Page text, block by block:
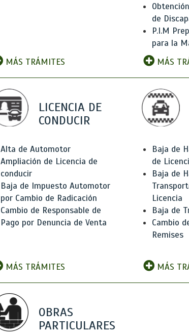
MÁS TRÁMITES
de
P.I.M
para la
MÁS
LICENCIA DE
CONDUCIR
Alta de Automotor
Ampliación de Licencia de
conducir
Baja de Impuesto Automotor
por Cambio de Radicación
Cambio de Responsable de
Pago por Denuncia de Venta
MÁS TRÁMITES
Baja de
de
Baja de
Licencia
Baja de
Cambio
Remises
MÁS
OBRAS
PARTICULARES